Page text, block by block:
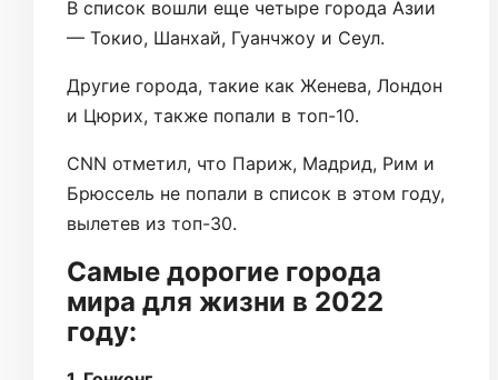
В список вошли еще четыре города Азии
— Токио, Шанхай, Гуанчжоу и Сеул.
Другие города, такие как Женева, Лондон
и Цюрих, также попали в топ-10.
CNN отметил, что Париж, Мадрид, Рим и
Брюссель не попали в список в этом году,
вылетев из топ-30.
Самые дорогие города
мира для жизни в 2022
году: